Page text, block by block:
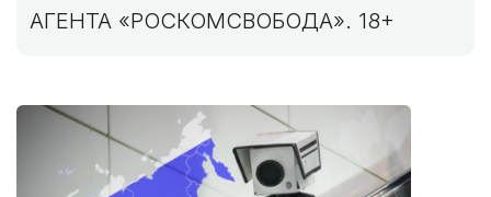
АГЕНТА «РОСКОМСВОБОДА». 18+